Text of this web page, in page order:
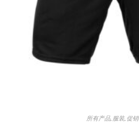
所有产品, 服装, 促销